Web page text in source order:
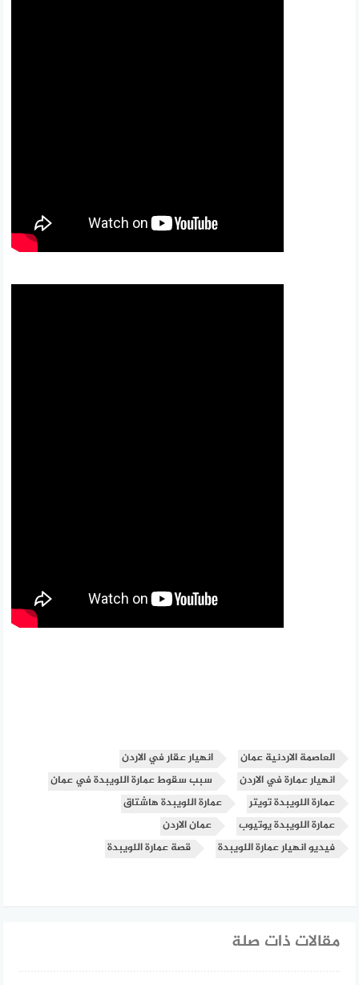
العاصمة الاردنية عمان
انهيار عقار في الاردن
انهيار عمارة في الاردن
سبب سقوط عمارة اللويبدة في عمان
عمارة اللويبدة تويتر
عمارة اللويبدة هاشتاق
عمارة اللويبدة يوتيوب
عمان الاردن
فيديو انهيار عمارة اللويبدة
قصة عمارة اللويبدة
مقالات ذات صلة